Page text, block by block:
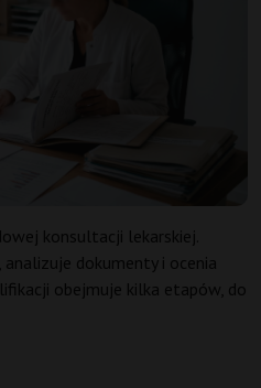
konsultacji lekarskiej.
dokumenty i ocenia
obejmuje kilka etapów, do